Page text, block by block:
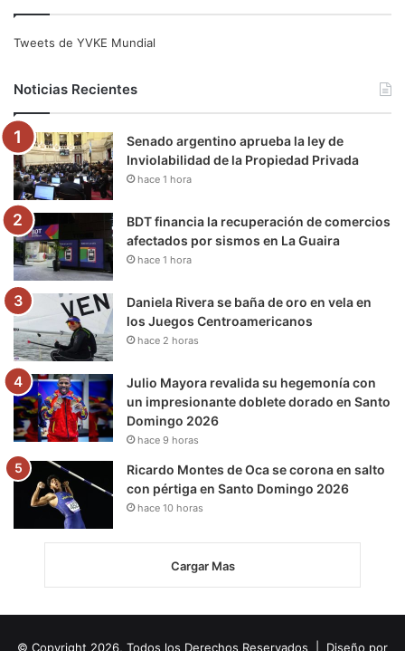
e
o
o
k
t
e
r
b
e
g
r
m
r
a
k
Tweets de YVKE Mundial
Noticias Recientes
Senado argentino aprueba la ley de
Inviolabilidad de la Propiedad Privada
hace 1 hora
BDT financia la recuperación de comercios
afectados por sismos en La Guaira
hace 1 hora
Daniela Rivera se baña de oro en vela en
los Juegos Centroamericanos
hace 2 horas
Julio Mayora revalida su hegemonía con
un impresionante doblete dorado en Santo
Domingo 2026
hace 9 horas
Ricardo Montes de Oca se corona en salto
con pértiga en Santo Domingo 2026
hace 10 horas
Cargar Mas
© Copyright 2026, Todos los Derechos Reservados | Diseño por